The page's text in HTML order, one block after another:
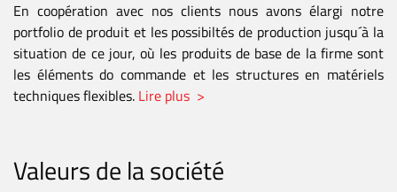
En coopération avec nos clients nous avons élargi notre
portfolio de produit et les possibiltés de production jusqu´à la
situation de ce jour, où les produits de base de la firme sont
les éléments do commande et les structures en matériels
techniques flexibles. Lire plus >
Valeurs de la société